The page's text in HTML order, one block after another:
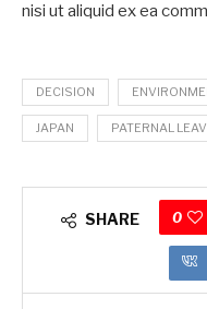
nisi ut aliquid ex ea
DECISION
JAPAN PATERNAL
SHARE 0